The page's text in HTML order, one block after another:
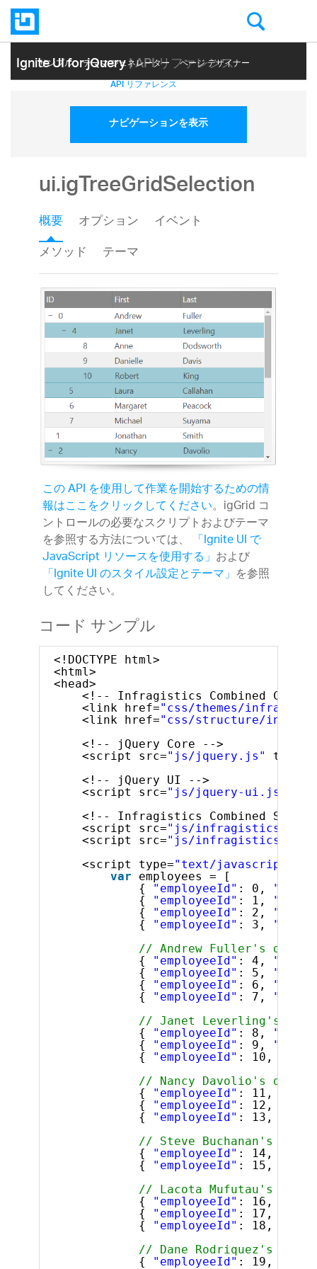
Ignite UI for jQuery| API リファレンス
サンプル テーマ ジェネレーター ページ デザイナー
ヘルプ トピック API リファレンス
ナビゲーションを表示
ui.igTreeGridSelection
概要 オプション
イベント
メソッド
テーマ
この API を使用して作業を開始するための情
報はここをクリックしてください。igGrid コ
ントロールの必要なスクリプトおよびテーマ
を参照する方法については、 「Ignite UI で
JavaScript リソースを使用する」 および
「Ignite UI のスタイル設定とテーマ」 を参照
してください。
コード サンプル
<!DOCTYPE html>
<html>
<head>
<!-- Infragistics Combined CSS --
<link href="css/themes/
<link href="css/structure/
<!-- jQuery Core -->
<script src="js/jquery.js" type=
<!-- jQuery UI -->
<script src="js/jquery-ui.js"
<!-- Infragistics Combined
<script src="js/
<script src="js/
<script type="text/javascript"
var
employees = [
{
"employeeId" : 0,
{
"employeeId" : 1,
{
"employeeId" : 2,
{
"employeeId" : 3,
// Andrew Fuller's
{
"employeeId" : 4,
{
"employeeId" : 5,
{
"employeeId" : 6,
{
"employeeId" : 7,
// Janet Leverling's
{
"employeeId" : 8,
{
"employeeId" : 9,
{
"employeeId" : 10,
// Nancy Davolio's
{
"employeeId" : 11,
{
"employeeId" : 12,
{
"employeeId" : 13,
// Steve Buchanan's
{
"employeeId" : 14,
{
"employeeId" : 15,
// Lacota Mufutau's
{
"employeeId" : 16,
{
"employeeId" : 17,
{
"employeeId" : 18,
// Dane Rodriquez's
{
"employeeId" : 19,